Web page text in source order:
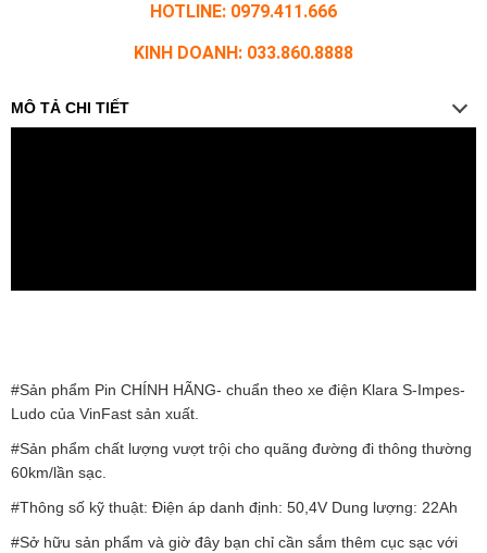
HOTLINE: 0979.411.666
KINH DOANH: 033.860.8888
MÔ TẢ CHI TIẾT
#Sản phẩm Pin CHÍNH HÃNG- chuẩn theo xe điện Klara S-Impes-
Ludo của VinFast sản xuất.
#Sản phẩm chất lượng vượt trội cho quãng đường đi thông thường
60km/lần sạc.
#Thông số kỹ thuật: Điện áp danh định: 50,4V Dung lượng: 22Ah
#Sở hữu sản phẩm và giờ đây bạn chỉ cần sắm thêm cục sạc với